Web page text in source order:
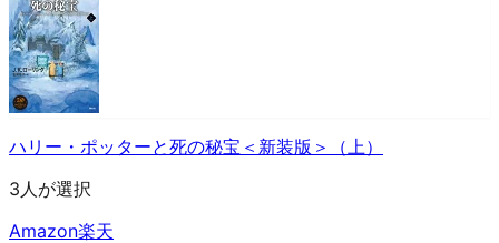
ハリー・ポッターと死の秘宝＜新装版＞（上）
3人が選択
Amazon楽天